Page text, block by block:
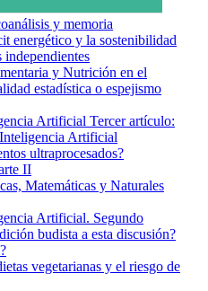
y memoria
energético y la sostenibilidad
independientes
y Nutrición en el
estadística o espejismo
Artificial Tercer artículo:
Artificial
ultraprocesados?
II
Matemáticas y Naturales
Artificial. Segundo
budista a esta discusión?
vegetarianas y el riesgo de